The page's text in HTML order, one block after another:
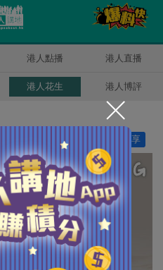
港人點播 港人直播
港人花生 港人博評
分享
讚好